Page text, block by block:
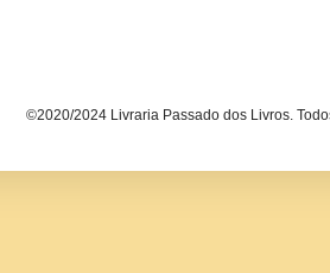
©2020/2024 Livraria Passado dos Livros.